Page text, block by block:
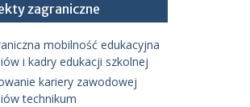
zagraniczne
mobilność edukacyjna
i kadry edukacji szkolnej
kariery zawodowej
technikum